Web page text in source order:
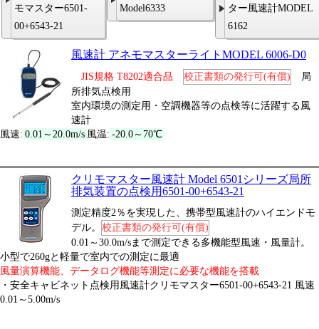
モマスター6501-
00+6543-21
Model6333
ター風速計MODEL
6162
風速計 アネモマスターライトMODEL 6006-D0
JIS規格 T8202適合品 校正書類の発行可(有償)
局
所排気点検用
室内環境の測定用・空調機器等の点検等に活躍する風
速計
風速: 0.01～20.0m/s 風温: -20.0～70℃
クリモマスター風速計 Model 6501シリーズ局所
排気装置の点検用6501-00+6543-21
測定精度2％を実現した、携帯型風速計のハイエンドモ
デル。 校正書類の発行可(有償)
0.01～30.0m/sまで測定できる多機能型風速・風量計。
小型で260gと軽量で室内での測定に最適
風量演算機能、データログ機能等測定に必要な機能を搭載
・安全キャビネット点検用風速計クリモマスター6501-00+6543-21 風速
0.01～5.00m/s